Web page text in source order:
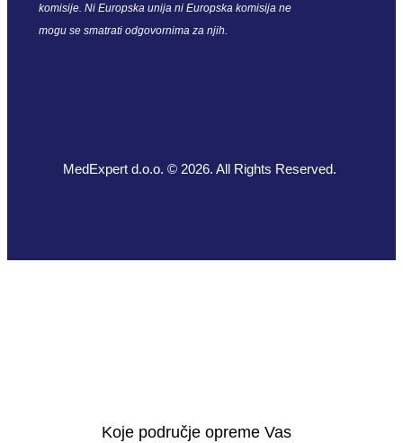
komisije. Ni Europska unija ni Europska komisija ne
mogu se smatrati odgovornima za njih.
MedExpert d.o.o. © 2026. All Rights Reserved.
Koje područje opreme Vas